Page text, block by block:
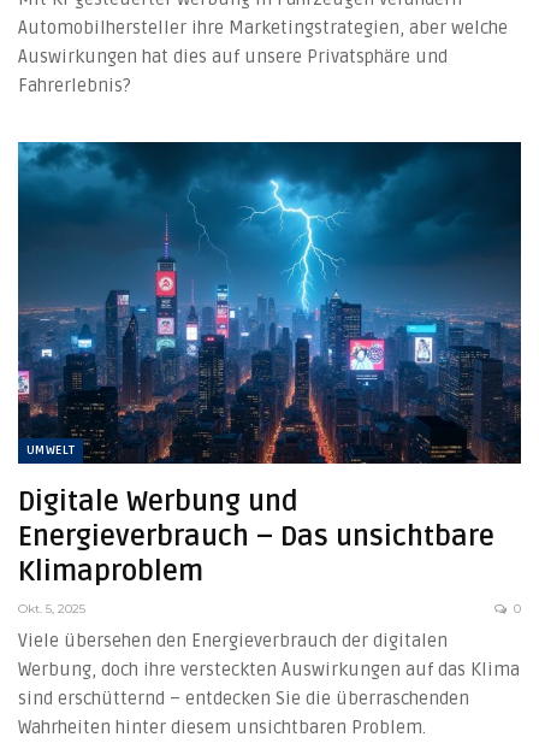
Automobilhersteller ihre Marketingstrategien, aber welche
Auswirkungen hat dies auf unsere Privatsphäre und
Fahrerlebnis?
UMWELT
Digitale Werbung und
Energieverbrauch – Das unsichtbare
Klimaproblem
Okt. 5, 2025 0
Viele übersehen den Energieverbrauch der digitalen
Werbung, doch ihre versteckten Auswirkungen auf das Klima
sind erschütternd – entdecken Sie die überraschenden
Wahrheiten hinter diesem unsichtbaren Problem.